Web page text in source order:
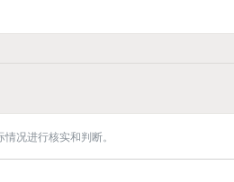
况进行核实和判断。